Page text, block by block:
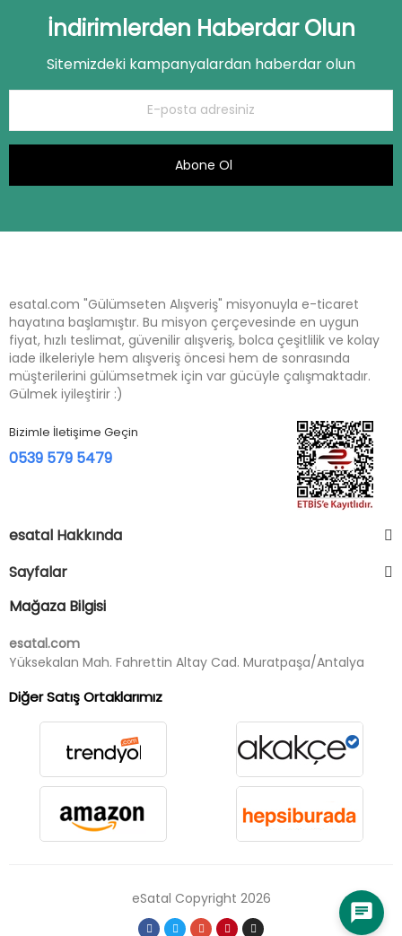
chat
İndirimlerden Haberdar Olun
Sitemizdeki kampanyalardan haberdar olun
Abone Ol
esatal.com "Gülümseten Alışveriş" misyonuyla e-ticaret
hayatına başlamıştır. Bu misyon çerçevesinde en uygun
fiyat, hızlı teslimat, güvenilir alışveriş, bolca çeşitlilik ve kolay
iade ilkeleriyle hem alışveriş öncesi hem de sonrasında
müşterilerini gülümsetmek için var gücüyle çalışmaktadır.
Gülmek iyileştirir :)
Bizimle İletişime Geçin
0539 579 5479
esatal Hakkında
Sayfalar
Mağaza Bilgisi
esatal.com
Yüksekalan Mah. Fahrettin Altay Cad. Muratpaşa/Antalya
Diğer Satış Ortaklarımız
eSatal Copyright 2026